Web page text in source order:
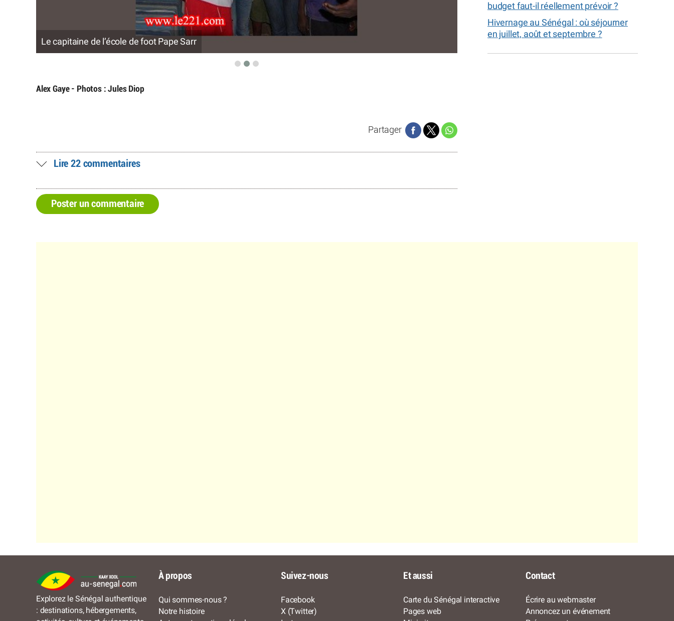
Le capitaine de l’école de foot Pape Sarr la finale des benjamins
Alex Gaye - Photos : Jules Diop
Partager
Lire 22 commentaires
Poster un commentaire
budget faut-il réellement prévoir ?
Hivernage au Sénégal : où séjourner
en juillet, août et septembre ?
Explorez le Sénégal authentique
: destinations, hébergements,
À propos
Qui sommes-nous ?
Notre histoire
Suivez-nous
Facebook
X (Twitter)
Et aussi
Carte du Sénégal interactive
Pages web
Contact
Écrire au webmaster
Annoncez un événement